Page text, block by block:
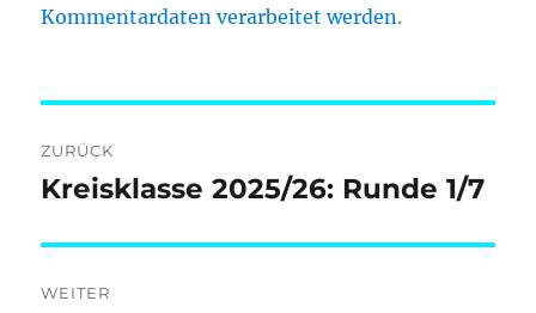
Kommentardaten verarbeitet werden.
ZURÜCK
Vorheriger
Kreisklasse 2025/26: Runde 1/7
WEITER